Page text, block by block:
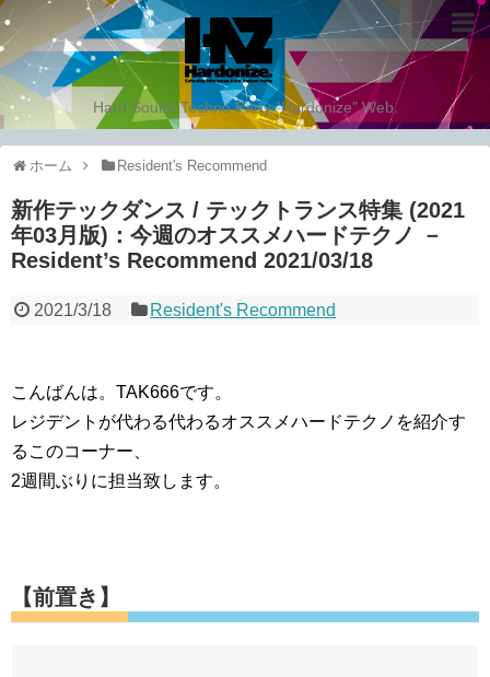
Hard Sound Techno Party "Hardonize" Web.
ホーム Resident's Recommend
新作テックダンス / テックトランス特集 (2021
年03月版)：今週のオススメハードテクノ －
Resident’s Recommend 2021/03/18
2021/3/18 Resident's Recommend
こんばんは。TAK666です。
レジデントが代わる代わるオススメハードテクノを紹介す
るこのコーナー、
2週間ぶりに担当致します。
【前置き】